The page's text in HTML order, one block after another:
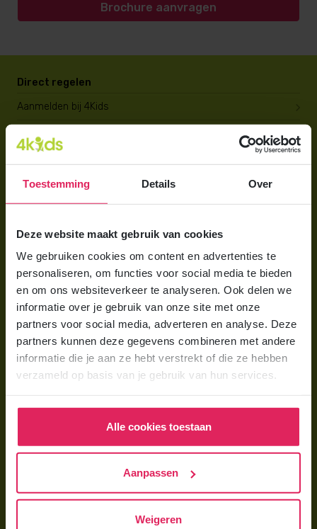
Toestemming Details Over
Deze website maakt gebruik van cookies
We gebruiken cookies om content en advertenties te
personaliseren, om functies voor social media te bieden
en om ons websiteverkeer te analyseren. Ook delen we
informatie over je gebruik van onze site met onze
partners voor social media, adverteren en analyse. Deze
partners kunnen deze gegevens combineren met andere
informatie die je aan ze hebt verstrekt of die ze hebben
verzameld op basis van je gebruik van hun services.
Alle cookies toestaan
Aanpassen
Weigeren
Brochure aanvragen
Direct regelen
Aanmelden bij 4Kids
Brochure aanvragen
Voor ouders
Wat kost een gastouder?
Hoe vind ik een gastouder?
Voor gastouders
Gastouder worden bij 4Kids
Hoe vind ik gastkinderen?
Wat verdient een gastouder?